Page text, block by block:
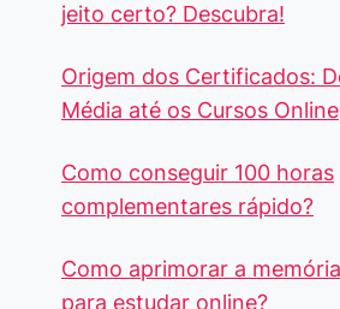
jeito certo? Descubra!
Origem dos Certificados:
Média até os Cursos Online
Como conseguir 100 horas
complementares rápido?
Como aprimorar a
para estudar online?